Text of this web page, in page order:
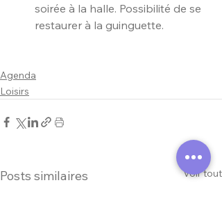
soirée à la halle. Possibilité de se
restaurer à la guinguette.
Agenda
Loisirs
Posts similaires Voir tout